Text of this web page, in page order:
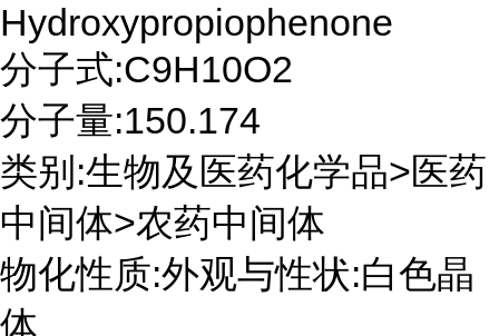
Hydroxypropiophenone
分子式:C9H10O2
分子量:150.174
类别:生物及医药化学品>医药
中间体>农药中间体
物化性质:外观与性状:白色晶
体